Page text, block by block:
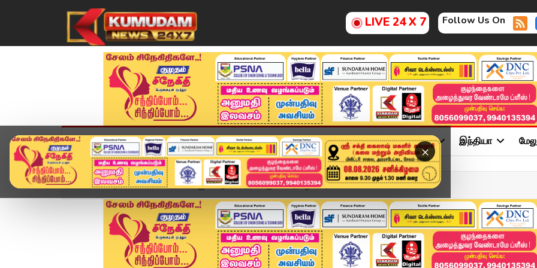
LIVE 24 X 7 Follow Us On
×
முகப்பு விளையாட்டு அண்மை தமிழ்நாடு சினிமா அரசியல் விளையாட்டு இந்தியா
Home அரசியல் "2031-ல் பா.ஜ.க. ஆட்சி அமைக்கும்!" – தமிழக அரசி...